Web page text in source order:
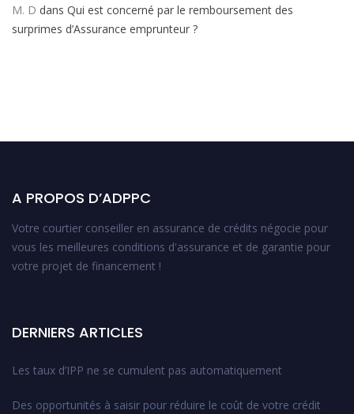
M. D dans Qui est concerné par le remboursement des
surprimes d’Assurance emprunteur ?
A PROPOS D’ADPPC
Votre courtier conseiller en assurance de crédits négocie pour
vous les meilleures conditions d'assurance et de garantie pour
votre projet de financement !
DERNIERS ARTICLES
Les taux d’IPP ne se cumulent pas automatiquement
Des opportunités à saisir pour réduire le coût de votre crédit